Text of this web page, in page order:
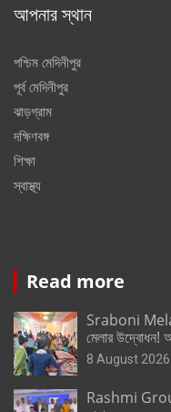
আপনার স্থান
পশ্চিম মেদিনীপুর
পূর্ব মেদিনীপুর
ঝাড়গ্রাম
দক্ষিণবঙ্গ
শিক্ষা
স্বাস্থ্য
Read more
Sraboni Mela :
মেলার উদ্বোধন!
8 August 2026
Rashmi